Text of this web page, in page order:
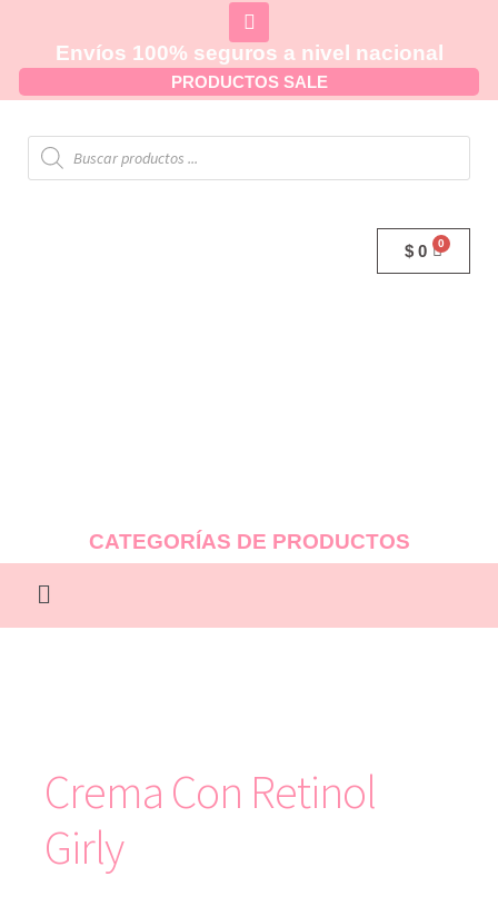
Envíos 100% seguros a nivel nacional
PRODUCTOS SALE
$ 0
CATEGORÍAS DE PRODUCTOS
Crema Con Retinol
Girly